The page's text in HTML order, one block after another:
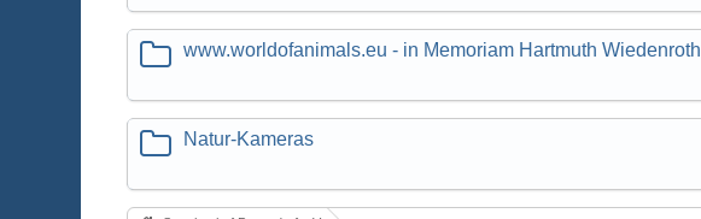
www.worldofanimals.eu - in Memoriam Hartmuth Wiedenroth
Natur-Kameras